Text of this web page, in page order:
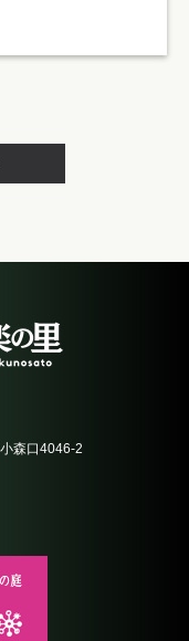
森口4046-2